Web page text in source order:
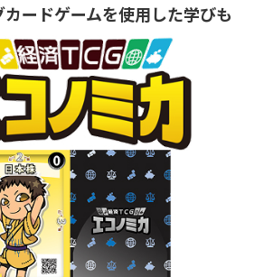
カードゲームを使用した学びも